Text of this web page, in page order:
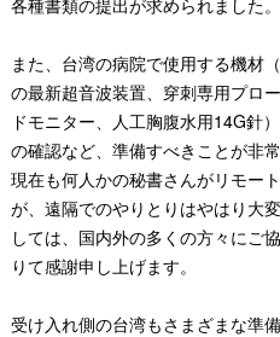
各種書類の提出が求められました。
また、台湾の病院で使用する機材
の最新超音波装置、穿刺専用プロ
ドモニター、人工胸腹水用14G針
の確認など、準備すべきことが非
現在も何人かの秘書さんがリモー
が、遠隔でのやりとりはやはり大
しては、国内外の多くの方々にご
りて感謝申し上げます。
受け入れ側の台湾もさまざまな準